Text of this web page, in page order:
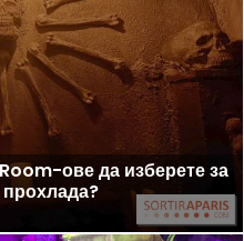
ове да изберете за
прохлада?